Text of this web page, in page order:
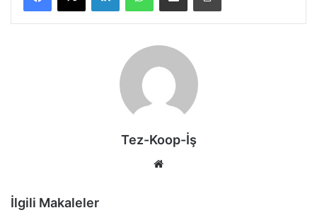
Tez-Koop-İş
İlgili Makaleler